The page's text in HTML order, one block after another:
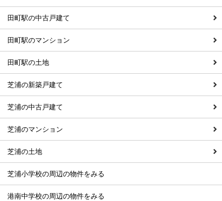
田町駅の中古戸建て
田町駅のマンション
田町駅の土地
芝浦の新築戸建て
芝浦の中古戸建て
芝浦のマンション
芝浦の土地
芝浦小学校の周辺の物件をみる
港南中学校の周辺の物件をみる